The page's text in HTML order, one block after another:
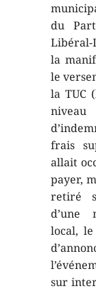
du
Libéral-
la
le
la TUC
frais
allait
payer,
retiré
d’une
local,
sur